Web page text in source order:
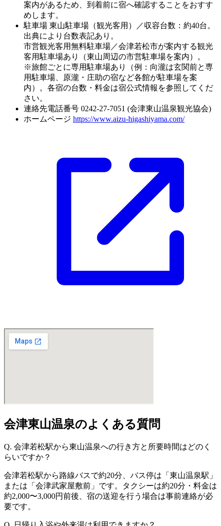
案内があるため、到着前に宿へ確認することをおすす
めします。
駐車場 東山駐車場（観光客用）／収容台数：約40台。
出典により台数表記あり。
市営観光客用無料駐車場／会津若松市が案内する観光
客用駐車場あり（東山周辺の市営駐車場を案内）。
※旅館ごとに専用駐車場あり（例：向瀧は玄関前と専
用駐車場、原瀧・庄助の宿など各館が駐車場を案
内）。各宿の台数・料金は宿公式情報を参照してくだ
さい。
連絡先電話番号 0242-27-7051 (会津東山温泉観光協会)
ホームページ https://www.aizu-higashiyama.com/
会津東山温泉のよくある質問
Q. 会津若松駅から東山温泉への行き方と所要時間はどのく
らいですか？
会津若松駅から路線バスで約20分、バス停は「東山温泉駅」
または「会津武家屋敷前」です。タクシーは約20分・料金は
約2,000〜3,000円前後、宿の送迎を行う場合は事前連絡が必
要です。